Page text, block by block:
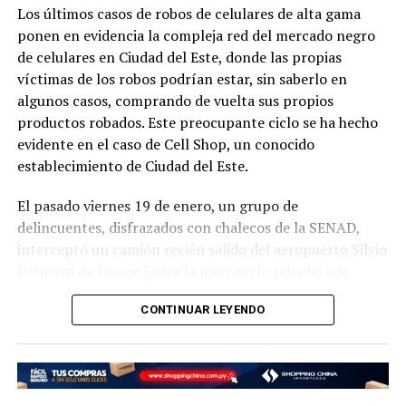
sostiene, es una política muy importante para que los
jóvenes puedan estudiar”, expresó durante una
entrevista televisiva.
Ramírez reconoció también que la educación no puede
seguir así como se encuentra actualmente, por lo que
además de que “el presupuesto de Educación no se toca
y debe ser intocable” se debe añadir más partidas
transitorios como es del Fonacide, y debe haber un
control como un pacto social.
puesta en marcha del proyecto Hambre Cero, que es el
futuro del país, al igual que la importancia de atender a
Los últimos casos de robos de celulares de alta gama
ponen en evidencia la compleja red del mercado negro
de celulares en Ciudad del Este, donde las propias
víctimas de los robos podrían estar, sin saberlo en
algunos casos, comprando de vuelta sus propios
productos robados. Este preocupante ciclo se ha hecho
evidente en el caso de Cell Shop, un conocido
establecimiento de Ciudad del Este.
El pasado viernes 19 de enero, un grupo de
delincuentes, disfrazados con chalecos de la SENAD,
interceptó un camión recién salido del aeropuerto Silvio
incluía celulares de última generación, se encontraba un
lote de celulares de la marca iPhone destinado a Cell
aislado, sino parte de una tendencia creciente en robos
de mercaderías de alto valor.
CONTINUAR LEYENDO